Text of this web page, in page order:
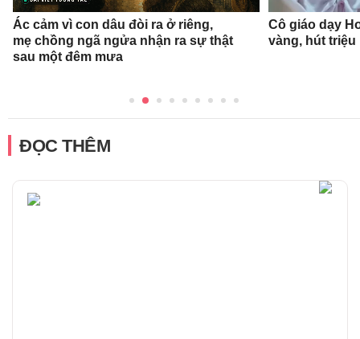
Ác cảm vì con dâu đòi ra ở riêng,
mẹ chồng ngã ngửa nhận ra sự thật
sau một đêm mưa
Cô giáo dạy
vàng, hút
ĐỌC THÊM